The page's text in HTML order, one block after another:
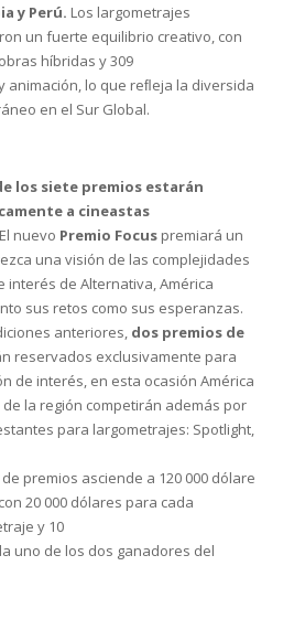
y Perú. Los largometrajes
un fuerte equilibrio creativo, con
híbridas y 309
animación, lo que reﬂeja la diversida
en el Sur Global.
los siete premios estarán
a cineastas
nuevo Premio Focus premiará un
una visión de las complejidades
interés de Alternativa, América
sus retos como sus esperanzas.
anteriores, dos premios de
reservados exclusivamente para
de interés, en esta ocasión América
de la región competirán además por
para largometrajes: Spotlight,
premios asciende a 120 000 dólare
20 000 dólares para cada
y 10
uno de los dos ganadores del